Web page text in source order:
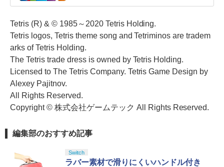
Tetris (R) & © 1985～2020 Tetris Holding.
Tetris logos, Tetris theme song and Tetriminos are tradem
arks of Tetris Holding.
The Tetris trade dress is owned by Tetris Holding.
Licensed to The Tetris Company. Tetris Game Design by
Alexey Pajitnov.
All Rights Reserved.
Copyright © 株式会社ゲームテック All Rights Reserved.
編集部のおすすめ記事
Switch
ラバー素材で滑りにくいハンドル付き